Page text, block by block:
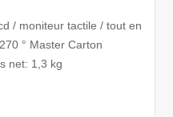
/ moniteur tactile / tout en
° Master Carton
net: 1,3 kg